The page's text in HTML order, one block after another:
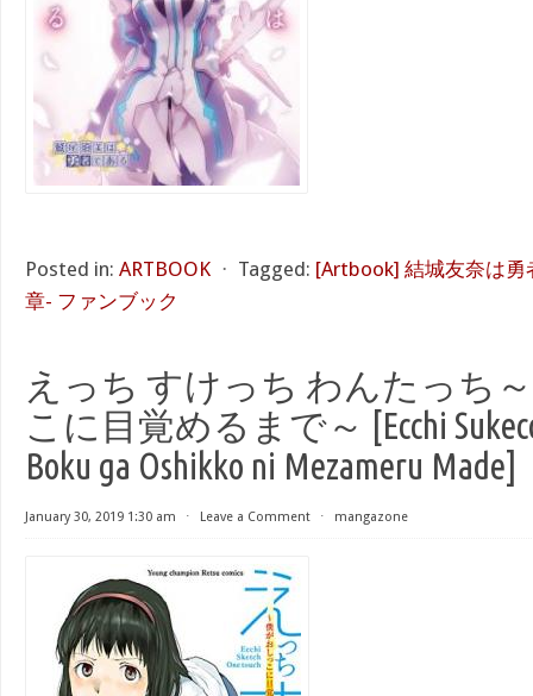
Posted in: ARTBOOK ⋅ Tagged: [Artbook] 結城友奈は
章- ファンブック
えっち すけっち わんたっち
こに目覚めるまで～ [Ecchi
Boku ga Oshikko ni Mezameru Made]
January 30, 2019 1:30 am ⋅ Leave a Comment ⋅ mangazone